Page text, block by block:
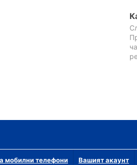
мобилни телефони Вашият акаунт